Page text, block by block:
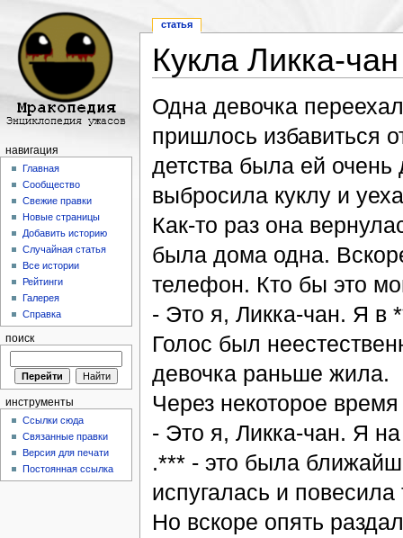
Кукла Ликка-чан
Одна девочка
пришлось избавиться
детства была ей очень
выбросила куклу и
Как-то раз она
была дома одна.
телефон. Кто бы это
- Это я, Ликка-чан. Я в
Голос был
девочка раньше жила.
Через некоторое
- Это я, Ликка-чан. Я
.*** - это была
испугалась и повесила
Но вскоре опять
статья
навигация
Главная
Сообщество
Свежие правки
Новые страницы
Добавить историю
Случайная статья
Все истории
Рейтинги
Галерея
Справка
поиск
инструменты
Ссылки сюда
Связанные правки
Версия для печати
Постоянная ссылка